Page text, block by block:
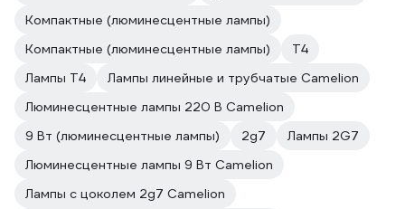
Компактные (люминесцентные лампы)
Компактные (люминесцентные лампы)
Т4
Лампы T4
Лампы линейные и трубчатые Camelion
Люминесцентные лампы 220 В Camelion
9 Вт (люминесцентные лампы)
2g7
Лампы 2G7
Люминесцентные лампы 9 Вт Camelion
Лампы с цоколем 2g7 Camelion